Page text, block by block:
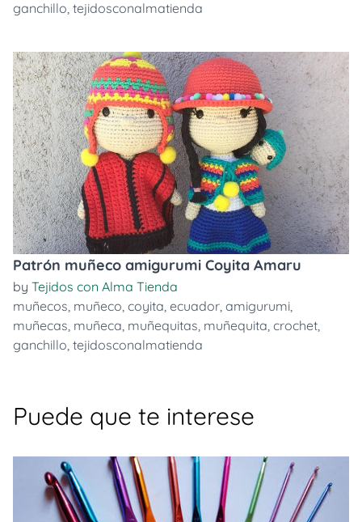
ganchillo tejidosconalmatienda
Patrón muñeco amigurumi Coyita Amaru
by Tejidos con Alma Tienda
muñecos muñeco coyita ecuador amigurumi
muñecas muñeca muñequitas muñequita crochet
ganchillo tejidosconalmatienda
Puede que te interese